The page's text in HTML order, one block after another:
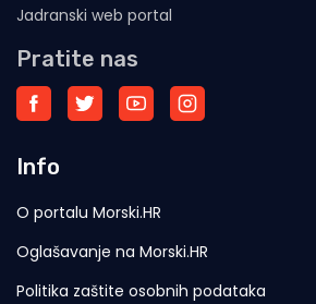
Jadranski web portal
Pratite nas
Info
O portalu Morski.HR
Oglašavanje na Morski.HR
Politika zaštite osobnih podataka